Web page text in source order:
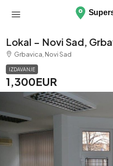
Lokal – Novi Sad,
Grbavica, Novi Sad
IZDAVANJE
1,300EUR